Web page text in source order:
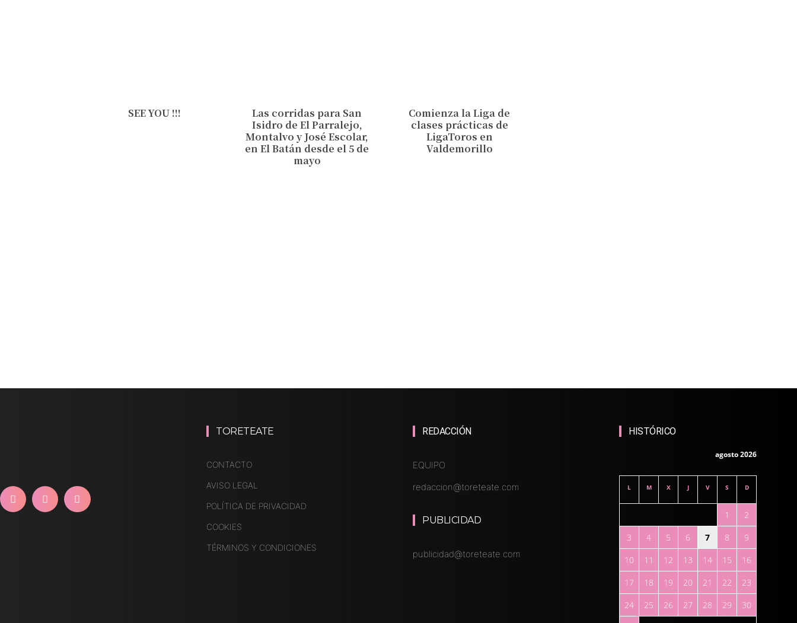
SEE YOU !!!
Las corridas para San
Isidro de El Parralejo,
Montalvo y José Escolar,
en El Batán desde el 5 de
mayo
Comienza la Liga de
clases prácticas de
LigaToros en
Valdemorillo
TORETEATE
CONTACTO
AVISO LEGAL
POLÍTICA DE PRIVACIDAD
COOKIES
TÉRMINOS Y CONDICIONES
REDACCIÓN
EQUIPO
redaccion@toreteate.com
PUBLICIDAD
publicidad@toreteate.com
HISTÓRICO
agosto 2026
L M X J V S D
1
2
3
4 5 6 7 8
9
10
11 12 13 14 15
16
17
18 19 20 21 22
23
24
25 26 27 28 29
30